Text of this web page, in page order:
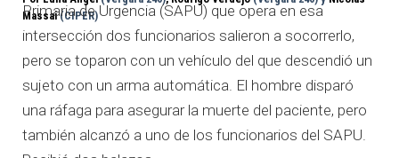
Massai(CIPER)
Primaria de Urgencia (SAPU) que opera en esa
intersección dos funcionarios salieron a socorrerlo,
pero se toparon con un vehículo del que descendió un
sujeto con un arma automática. El hombre disparó
una ráfaga para asegurar la muerte del paciente, pero
también alcanzó a uno de los funcionarios del SAPU.